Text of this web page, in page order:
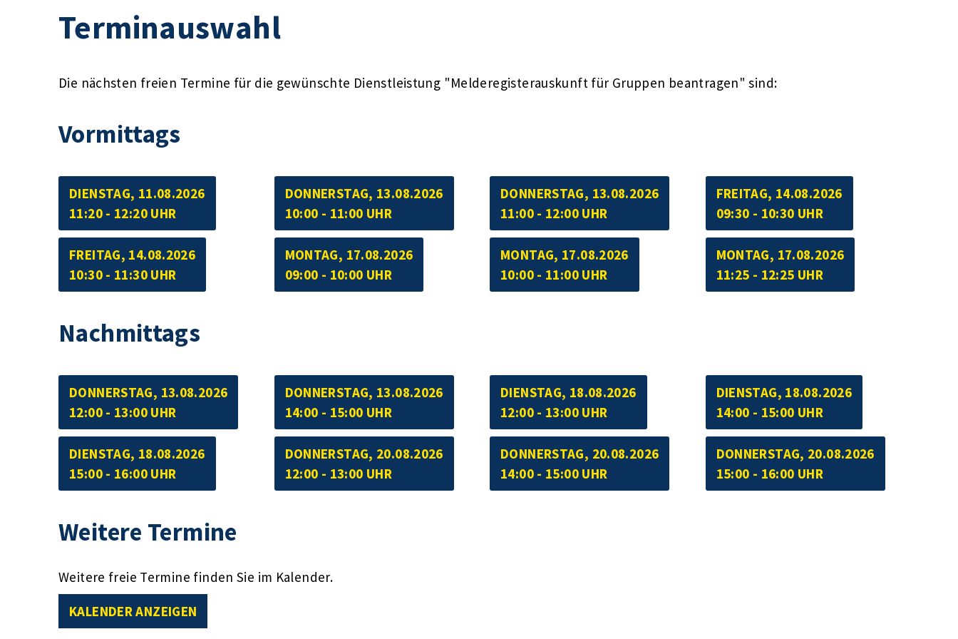
Terminauswahl
Die nächsten freien Termine für die gewünschte Dienstleistung "Melderegisterauskunft für Gruppen beantragen" sind:
Vormittags
DIENSTAG, 11.08.2026
11:20 - 12:20 UHR
DONNERSTAG, 13.08.2026
10:00 - 11:00 UHR
DONNERSTAG, 13.08.2026
11:00 - 12:00 UHR
FREITAG, 14.08.2026
09:30 - 10:30 UHR
FREITAG, 14.08.2026
10:30 - 11:30 UHR
MONTAG, 17.08.2026
09:00 - 10:00 UHR
MONTAG, 17.08.2026
10:00 - 11:00 UHR
MONTAG, 17.08.2026
11:25 - 12:25 UHR
Nachmittags
DONNERSTAG, 13.08.2026
12:00 - 13:00 UHR
DONNERSTAG, 13.08.2026
14:00 - 15:00 UHR
DIENSTAG, 18.08.2026
12:00 - 13:00 UHR
DIENSTAG, 18.08.2026
14:00 - 15:00 UHR
DIENSTAG, 18.08.2026
15:00 - 16:00 UHR
DONNERSTAG, 20.08.2026
12:00 - 13:00 UHR
DONNERSTAG, 20.08.2026
14:00 - 15:00 UHR
DONNERSTAG, 20.08.2026
15:00 - 16:00 UHR
Weitere Termine
Weitere freie Termine finden Sie im Kalender.
KALENDER ANZEIGEN